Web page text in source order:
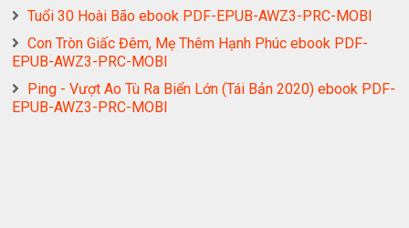
Tuổi 30 Hoài Bão ebook PDF-EPUB-AWZ3-PRC-MOBI
Con Tròn Giấc Đêm, Mẹ Thêm Hạnh Phúc ebook PDF-
EPUB-AWZ3-PRC-MOBI
Ping - Vượt Ao Tù Ra Biển Lớn (Tái Bản 2020) ebook PDF-
EPUB-AWZ3-PRC-MOBI